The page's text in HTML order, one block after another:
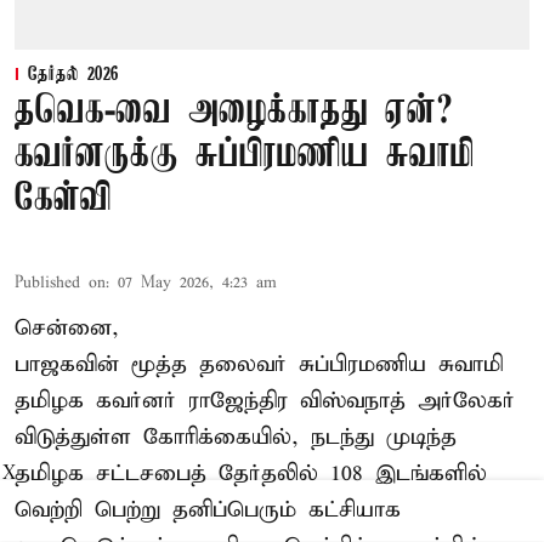
தேர்தல் 2026
தவெக-வை அழைக்காதது ஏன்?
கவர்னருக்கு சுப்பிரமணிய சுவாமி
கேள்வி
Published on: 07 May 2026, 4:23 am
சென்னை,
பாஜகவின் மூத்த தலைவர் சுப்பிரமணிய சுவாமி
தமிழக கவர்னர் ராஜேந்திர விஸ்வநாத் அர்லேகர்
விடுத்துள்ள கோரிக்கையில், நடந்து முடிந்த
தமிழக சட்டசபைத் தேர்தலில் 108 இடங்களில்
வெற்றி பெற்று தனிப்பெரும் கட்சியாக
X